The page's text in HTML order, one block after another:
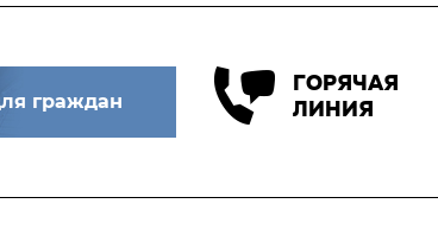
граждан
ГОРЯЧАЯ
ЛИНИЯ